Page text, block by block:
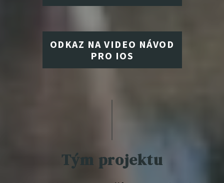
ODKAZ NA VIDEO NÁVOD
PRO IOS
Tým projektu